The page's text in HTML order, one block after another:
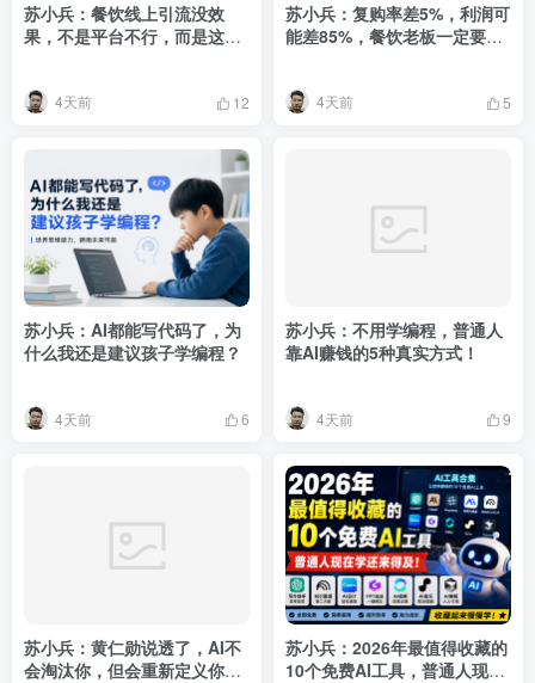
苏小兵：餐饮线上引流没效
果，不是平台不行，而是这5
4天前 12
苏小兵：复购率差5%，利润可
能差85%，餐饮老板一定要学
4天前 5
苏小兵：AI都能写代码了，为
什么我还是建议孩子学编程？
4天前 6
苏小兵：不用学编程，普通人
靠AI赚钱的5种真实方式！
4天前 9
苏小兵：黄仁勋说透了，AI不
会淘汰你，但会重新定义你的
苏小兵：2026年最值得收藏的
10个免费AI工具，普通人现在